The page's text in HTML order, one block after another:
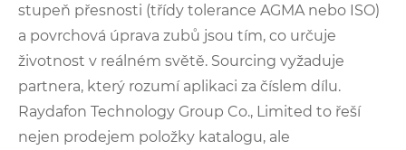
stupeň přesnosti (třídy tolerance AGMA nebo ISO)
a povrchová úprava zubů jsou tím, co určuje
životnost v reálném světě. Sourcing vyžaduje
partnera, který rozumí aplikaci za číslem dílu.
Raydafon Technology Group Co., Limited to řeší
nejen prodejem položky katalogu, ale